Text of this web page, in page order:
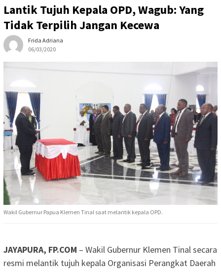
Lantik Tujuh Kepala OPD, Wagub: Yang
Tidak Terpilih Jangan Kecewa
Frida Adriana
06/03/2020
Wakil Gubernur Papua Klemen Tinal saat melantik kepala OPD.
JAYAPURA, FP.COM – Wakil Gubernur Klemen Tinal secara
resmi melantik tujuh kepala Organisasi Perangkat Daerah